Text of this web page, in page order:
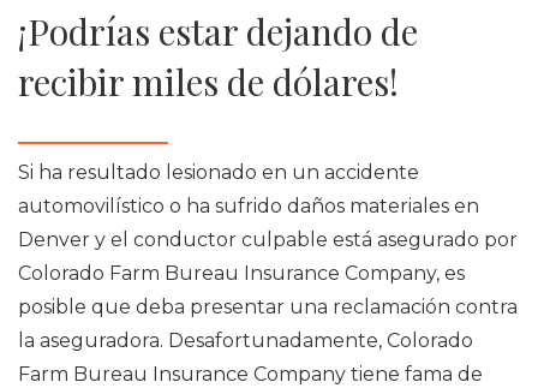
¡Podrías estar dejando de
recibir miles de dólares!
Si ha resultado lesionado en un accidente
automovilístico o ha sufrido daños materiales en
Denver y el conductor culpable está asegurado por
Colorado Farm Bureau Insurance Company, es
posible que deba presentar una reclamación contra
la aseguradora. Desafortunadamente, Colorado
Farm Bureau Insurance Company tiene fama de